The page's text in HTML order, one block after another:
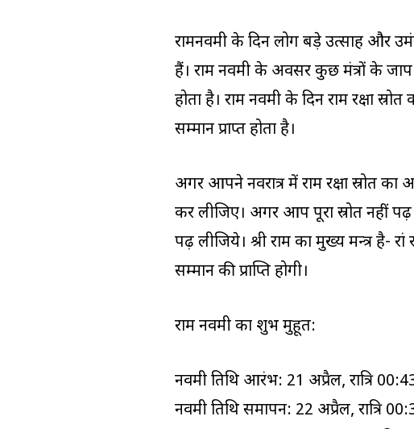
रामनवमी के दिन लोग बड़े उत्साह और
हैं। राम नवमी के अवसर कुछ मंत्रों के
होता है। राम नवमी के दिन राम रक्षा
सम्मान प्राप्त होता है।
अगर आपने नवरात्र में राम रक्षा स्रोत का
कर लीजिए। अगर आप पूरा स्रोत नहीं पढ़
पढ़ लीजिये। श्री राम का मुख्य मन्त्र
सम्मान की प्राप्ति होगी।
राम नवमी का शुभ मुहूर्त:
नवमी तिथि आरंभ: 21 अप्रैल, रात्रि
नवमी तिथि समापन: 22 अप्रैल, रात्रि